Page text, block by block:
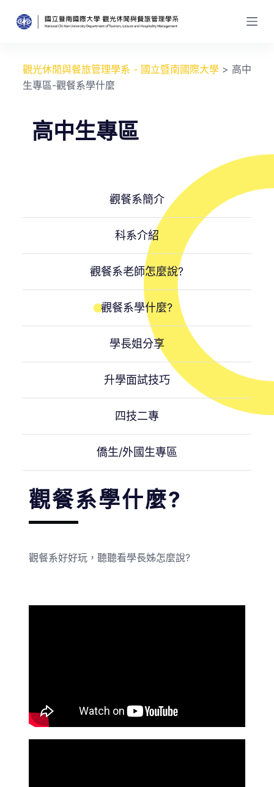
跳
至
觀光休閒與餐旅管理學系 - 國立暨南國際大學> 高中
生專區-觀餐系學什麼
高中生專區
觀餐系簡介
科系介紹
觀餐系老師怎麼說?
觀餐系學什麼?
學長姐分享
升學面試技巧
四技二專
僑生/外國生專區
觀餐系學什麼?
觀餐系好好玩，聽聽看學長姊怎麼說?